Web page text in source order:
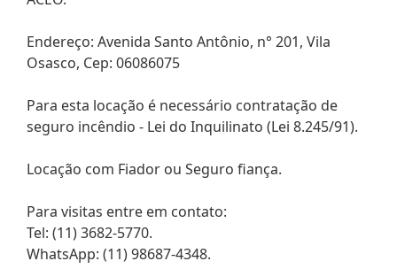
Endereço: Avenida Santo Antônio, n° 201, Vila
Osasco, Cep: 06086075
Para esta locação é necessário contratação de
seguro incêndio - Lei do Inquilinato (Lei 8.245/91).
Locação com Fiador ou Seguro fiança.
Para visitas entre em contato:
Tel: (11) 3682-5770.
WhatsApp: (11) 98687-4348.